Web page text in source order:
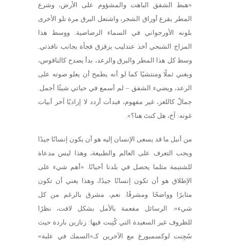
«هبط الشفق الباهت والمشؤوم على الأرض، وشرع
المطر يقرع أوراق الشجر، واشتعل البرق مرة تلو الأخرى
بلونه الأورجواني في السماء الرصاصية. ووسط هذا
المزاج الشبحي أخذ عندليب يزقزق فجأة بجانب نافذتي.
وسط كل هذا المطر والبرق والرعد، بدأ يصدح كالناقوس،
ويغني ثملًا ومنتشيًا كما لو أنه يطمح أن يعلو صوته على
الرعد، ويضيء الشفق – لم أسمع في حياتي شيئًا أجمل.
جمالٌ كاللغز، غير مفهوم، فبدأت أردد لا إراديًا آخر أبيات
غوته: آخ، هل كنتَ هنا؟».
من أنبل ما قد يسعى الإنسان إليه هو أن يكون إنسانًا جيدًا
ويحب التعرف على العالم والطبيعة، وهذا ليس مدعاة
للشتيمة مثلما يحصل في بلدنا أحيانًا. «أهم شيء على
الإطلاق هو أن تكون إنسانًا جيدًا، وهذا يعني أن تكون
مثابرًا وواضحًا ومشرقًا. نعم، مشرق بالرغم من كل
شيء». الرسائل مفعمة بالأمل بشكل لافت، نظرًا
للظروف غير السعيدة التي كُتِبت فيها: زنازين باردة حيث
سُجِنت لوكسمبورغ مع الآخرين كـ«السمك في علبة»